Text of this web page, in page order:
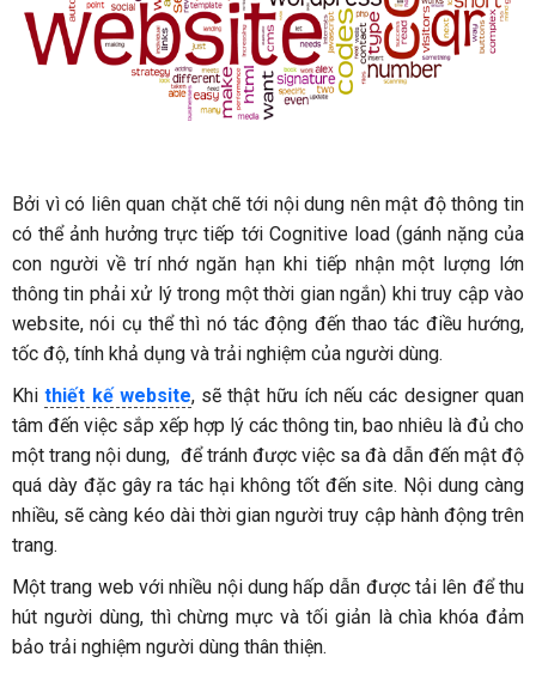
Bởi vì có liên quan chặt chẽ tới nội dung nên mật độ thông tin
có thể ảnh hưởng trực tiếp tới Cognitive load (gánh nặng của
con người về trí nhớ ngăn hạn khi tiếp nhận một lượng lớn
thông tin phải xử lý trong một thời gian ngắn) khi truy cập vào
website, nói cụ thể thì nó tác động đến thao tác điều hướng,
tốc độ, tính khả dụng và trải nghiệm của người dùng.
Khithiết kế website, sẽ thật hữu ích nếu các designer quan
tâm đến việc sắp xếp hợp lý các thông tin, bao nhiêu là đủ cho
một trang nội dung, để tránh được việc sa đà dẫn đến mật độ
quá dày đặc gây ra tác hại không tốt đến site. Nội dung càng
nhiều, sẽ càng kéo dài thời gian người truy cập hành động trên
trang.
Một trang web với nhiều nội dung hấp dẫn được tải lên để thu
hút người dùng, thì chừng mực và tối giản là chìa khóa đảm
bảo trải nghiệm người dùng thân thiện.